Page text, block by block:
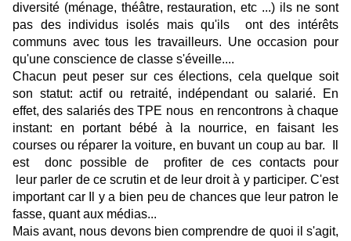
diversité (ménage, théâtre, restauration, etc ...) ils ne sont
pas des individus isolés mais qu'ils ont des intérêts
communs avec tous les travailleurs. Une occasion pour
qu'une conscience de classe s'éveille....
Chacun peut peser sur ces élections, cela quelque soit
son statut: actif ou retraité, indépendant ou salarié.
En
effet, des salariés des TPE nous en rencontrons à chaque
instant: en portant bébé à la nourrice, en faisant les
courses ou réparer la voiture, en buvant un coup au bar. Il
est donc possible de profiter de ces contacts pour
leur parler de ce scrutin et de leur droit à y participer. C'est
important car Il y a bien peu de chances que leur patron le
fasse, quant aux médias...
Mais avant, nous devons bien comprendre de quoi il s'agit,